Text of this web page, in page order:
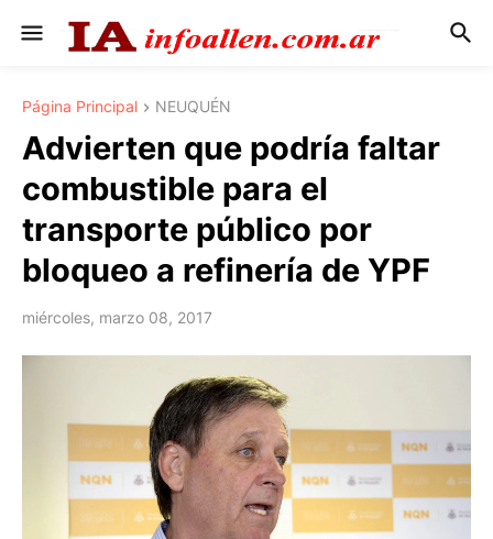
Página Principal NEUQUÉN
Advierten que podría faltar
combustible para el
transporte público por
bloqueo a refinería de YPF
miércoles, marzo 08, 2017